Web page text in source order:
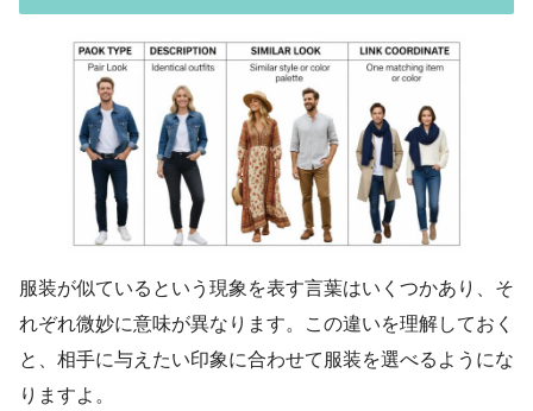
服装が似ているという現象を表す言葉はいくつかあり、そ
れぞれ微妙に意味が異なります。この違いを理解しておく
と、相手に与えたい印象に合わせて服装を選べるようにな
りますよ。